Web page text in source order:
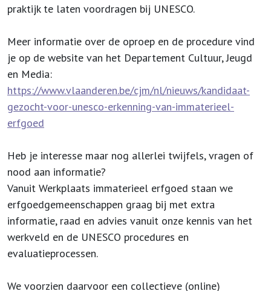
praktijk te laten voordragen bij UNESCO.
Meer informatie over de oproep en de procedure vind
je op de website van het Departement Cultuur, Jeugd
en Media:
https://www.vlaanderen.be/cjm/nl/nieuws/kandidaat-
gezocht-voor-unesco-erkenning-van-immaterieel-
erfgoed
Heb je interesse maar nog allerlei twijfels, vragen of
nood aan informatie?
Vanuit Werkplaats immaterieel erfgoed staan we
erfgoedgemeenschappen graag bij met extra
informatie, raad en advies vanuit onze kennis van het
werkveld en de UNESCO procedures en
evaluatieprocessen.
We voorzien daarvoor een collectieve (online)